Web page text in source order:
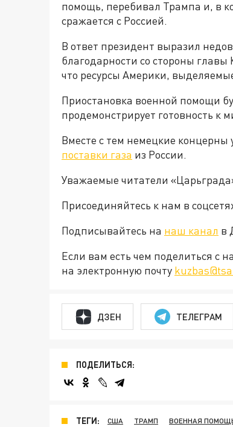
помощь, перебивал Трампа и, в
сражается с Россией.
В ответ президент выразил
благодарности со стороны
что ресурсы Америки,
Приостановка военной помощи
продемонстрирует готовность
Вместе с тем немецкие
поставки газа из России.
Уважаемые читатели
Присоединяйтесь к нам в
Подписывайтесь на наш канал в
Если вам есть чем поделиться с
на электронную почту
ДЗЕН ТЕЛЕГРАМ
ПОДЕЛИТЬСЯ:
ТЕГИ: США ТРАМП ВОЕННАЯ